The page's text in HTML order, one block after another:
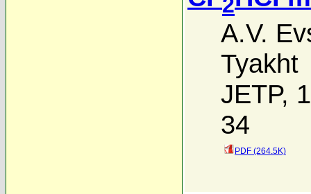
A.V.
Tyakht
JETP,
34
PDF (264.5K)